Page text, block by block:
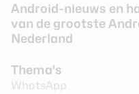
Android-nieuws en
van de grootste
Nederland
Thema's
WhatsApp